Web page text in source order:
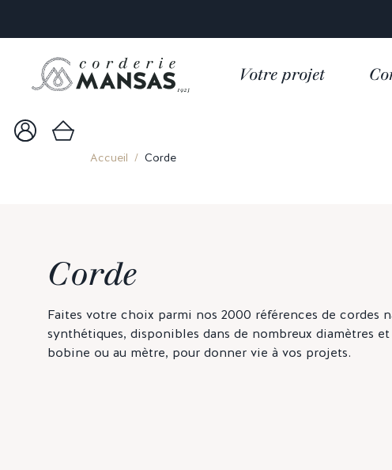
Votre projet
Accueil Corde
Corde
Faites votre choix parmi nos 2000 références de cordes
synthétiques, disponibles dans de nombreux diamètres
bobine ou au mètre, pour donner vie à vos projets.